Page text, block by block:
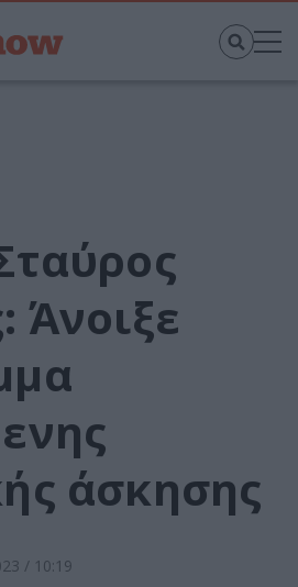
Άνοιξε
άσκησης
/ 10:19